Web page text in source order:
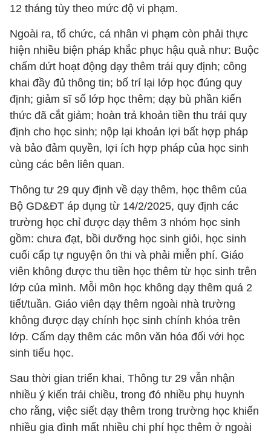
12 tháng tùy theo mức độ vi phạm.
Ngoài ra, tổ chức, cá nhân vi phạm còn phải thực
hiện nhiều biện pháp khắc phục hậu quả như: Buộc
chấm dứt hoạt động dạy thêm trái quy định; công
khai đầy đủ thông tin; bố trí lại lớp học đúng quy
định; giảm sĩ số lớp học thêm; dạy bù phần kiến
thức đã cắt giảm; hoàn trả khoản tiền thu trái quy
định cho học sinh; nộp lại khoản lợi bất hợp pháp
và bảo đảm quyền, lợi ích hợp pháp của học sinh
cùng các bên liên quan.
Thông tư 29 quy định về dạy thêm, học thêm của
Bộ GD&ĐT áp dụng từ 14/2/2025, quy định các
trường học chỉ được dạy thêm 3 nhóm học sinh
gồm: chưa đạt, bồi dưỡng học sinh giỏi, học sinh
cuối cấp tự nguyện ôn thi và phải miễn phí. Giáo
viên không được thu tiền học thêm từ học sinh trên
lớp của mình. Mỗi môn học không dạy thêm quá 2
tiết/tuần. Giáo viên dạy thêm ngoài nhà trường
không được dạy chính học sinh chính khóa trên
lớp. Cấm dạy thêm các môn văn hóa đối với học
sinh tiểu học.
Sau thời gian triển khai, Thông tư 29 vẫn nhận
nhiều ý kiến trái chiều, trong đó nhiều phụ huynh
cho rằng, việc siết dạy thêm trong trường học khiến
nhiều gia đình mất nhiều chi phí học thêm ở ngoài